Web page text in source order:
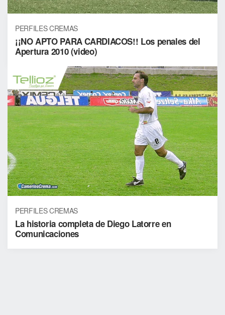
PERFILES CREMAS
¡¡NO APTO PARA CARDIACOS!! Los penales del
Apertura 2010 (video)
PERFILES CREMAS
La historia completa de Diego Latorre en
Comunicaciones